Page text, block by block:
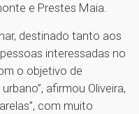
e Prestes Maia.
destinado tanto aos
interessadas no
o objetivo de
afirmou Oliveira,
com muito